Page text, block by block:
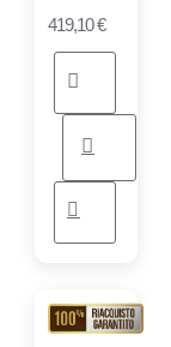
419,10 €
RIACQUISTO